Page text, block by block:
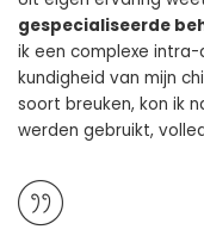
gespecialiseerde
ik een complexe
kundigheid van mijn
soort breuken, kon ik
werden gebruikt,